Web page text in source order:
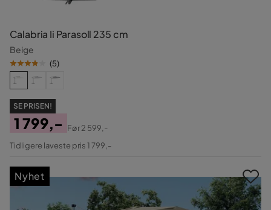
Calabria Ii Parasoll 235 cm
Beige
(5)
SE PRISEN!
Pris
1 799,-
Original
Før2 599,-
Tidligere laveste pris 1 799,-
Nyhet